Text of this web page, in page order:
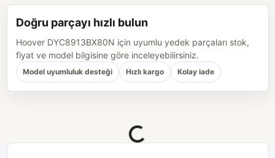
Doğru parçayı hızlı bulun
Hoover DYC8913BX80N için uyumlu yedek parçaları stok,
fiyat ve model bilgisine göre inceleyebilirsiniz.
Model uyumluluk desteği Hızlı kargo Kolay iade